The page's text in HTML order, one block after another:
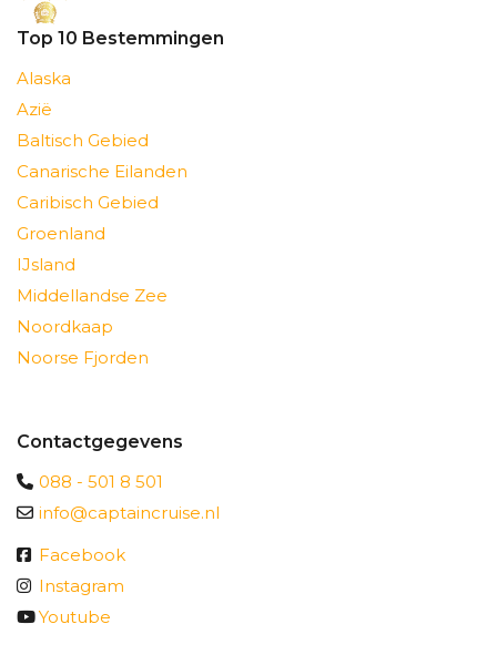
Top 10 Bestemmingen
Alaska
Azië
Baltisch Gebied
Canarische Eilanden
Caribisch Gebied
Groenland
IJsland
Middellandse Zee
Noordkaap
Noorse Fjorden
Contactgegevens
088 - 501 8 501
info@captaincruise.nl
Facebook
Instagram
Youtube